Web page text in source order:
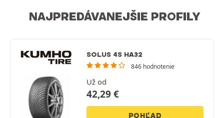
NAJPREDÁVANEJŠIE PROFILY
SOLUS 4S HA32
846 hodnotenie
Už od
42,29€
POHĽAD